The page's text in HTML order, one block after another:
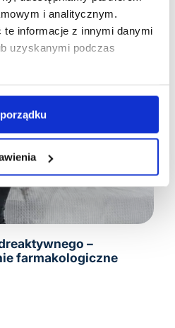
i analitycznym.
te informacje z innymi danymi
uzyskanymi podczas
–
farmakologiczne